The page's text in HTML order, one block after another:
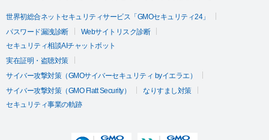
世界初総合ネットセキュリティサービス「GMOセキュリティ24」
パスワード漏洩診断
Webサイトリスク診断
セキュリティ相談AIチャットボット
実在証明・盗聴対策
サイバー攻撃対策（GMOサイバーセキュリティ byイエラエ）
サイバー攻撃対策（GMO Flatt Security）
なりすまし対策
セキュリティ事業の軌跡